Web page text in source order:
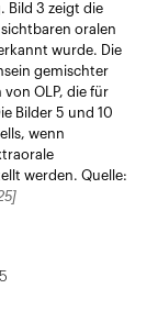
Bild 3 zeigt die
oralen
wurde. Die
gemischter
von OLP, die für
Bilder 5 und 10
wenn
werden. Quelle: